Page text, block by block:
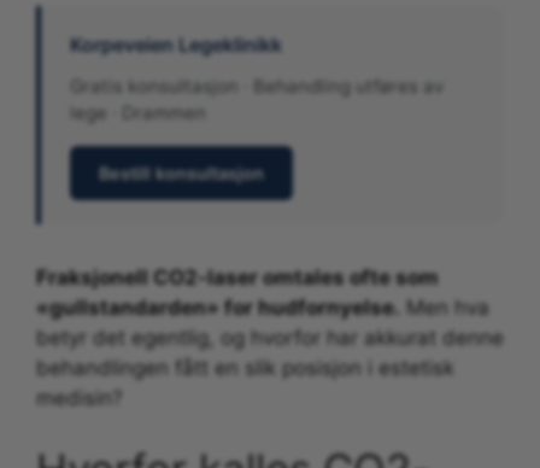
Korpeveien Legeklinikk
Gratis konsultasjon · Behandling utføres av
lege · Drammen
Bestill konsultasjon
Fraksjonell CO2-laser omtales ofte som
«gullstandarden» for hudfornyelse. Men hva
betyr det egentlig, og hvorfor har akkurat denne
behandlingen fått en slik posisjon i estetisk
medisin?